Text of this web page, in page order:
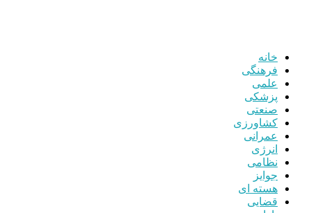
خانه
فرهنگی
علمی
پزشکی
صنعتی
کشاورزی
عمرانی
انرژی
نظامی
جوایز
هسته ای
قضایی